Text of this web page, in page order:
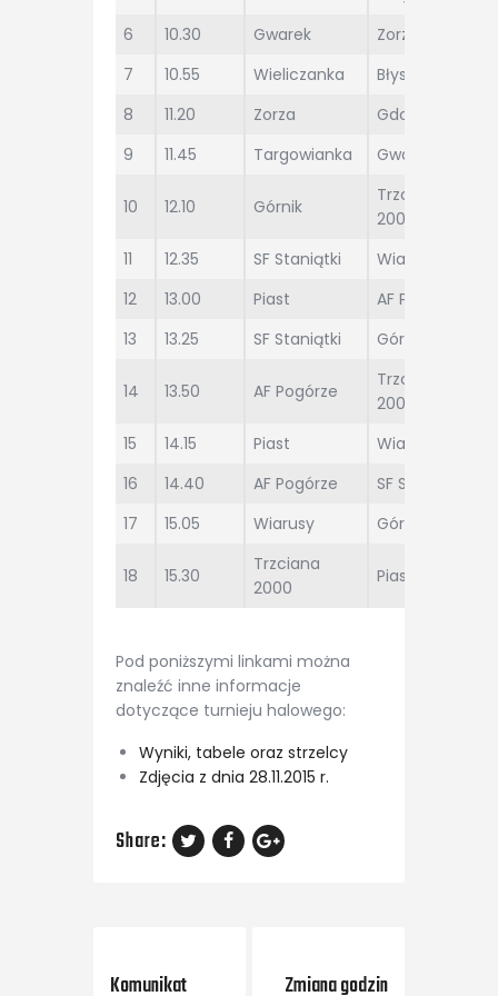
6
10.30 Gwarek Zorza
7
10.55 Wieliczanka Błyskawica
8
11.20 Zorza Gdovia
9
11.45 Targowianka Gwarek
10 12.10 Górnik
Trzciana
2000
11 12.35 SF Staniątki Wiarusy
12
13.00 Piast AF Pogórze
13
13.25 SF Staniątki Górnik
14 13.50 AF Pogórze
Trzciana
2000
15 14.15 Piast Wiarusy
16
14.40 AF Pogórze SF Staniątki
17
15.05 Wiarusy Górnik
18 15.30
Trzciana
2000
Piast
Pod poniższymi linkami można
znaleźć inne informacje
dotyczące turnieju halowego:
Wyniki, tabele oraz strzelcy
Zdjęcia z dnia 28.11.2015 r.
Share:
Komunikat Zmiana godzin